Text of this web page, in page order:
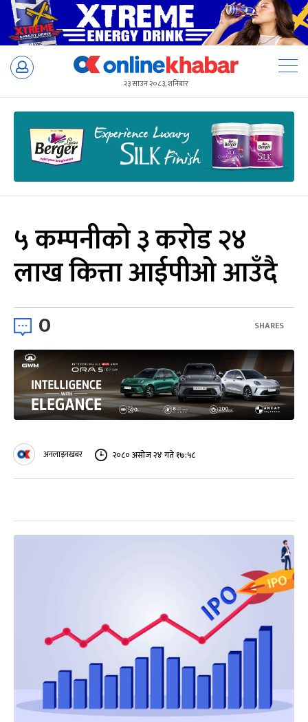
Skip
२३ साउन २०८३, शनिबार
५ कम्पनीको ३ करोड २४
लाख कित्ता आईपीओ आउँदै
0 SHARES
अनलाइनखबर २०८० असोज २४ गते १७:५८